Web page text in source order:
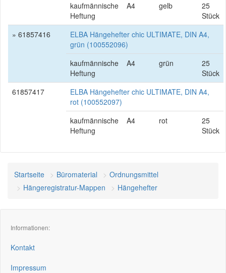
kaufmännische
Heftung
A4 gelb
25
Stück
» 61857416
ELBA Hängehefter chic ULTIMATE, DIN A4,
grün (100552096)
kaufmännische
Heftung
A4 grün
25
Stück
61857417
ELBA Hängehefter chic ULTIMATE, DIN A4,
rot (100552097)
kaufmännische
Heftung
A4 rot
25
Stück
Startseite Büromaterial
Ordnungsmittel
Hängeregistratur-Mappen
Hängehefter
Informationen:
Kontakt
Impressum